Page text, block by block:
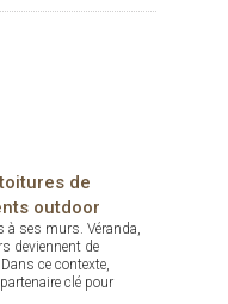
de
outdoor
à ses murs. Véranda,
deviennent de
ce contexte,
clé pour